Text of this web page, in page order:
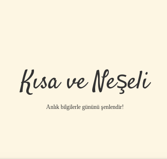
Kısa ve Neşeli
Anlık bilgilerle gününü şenlendir!